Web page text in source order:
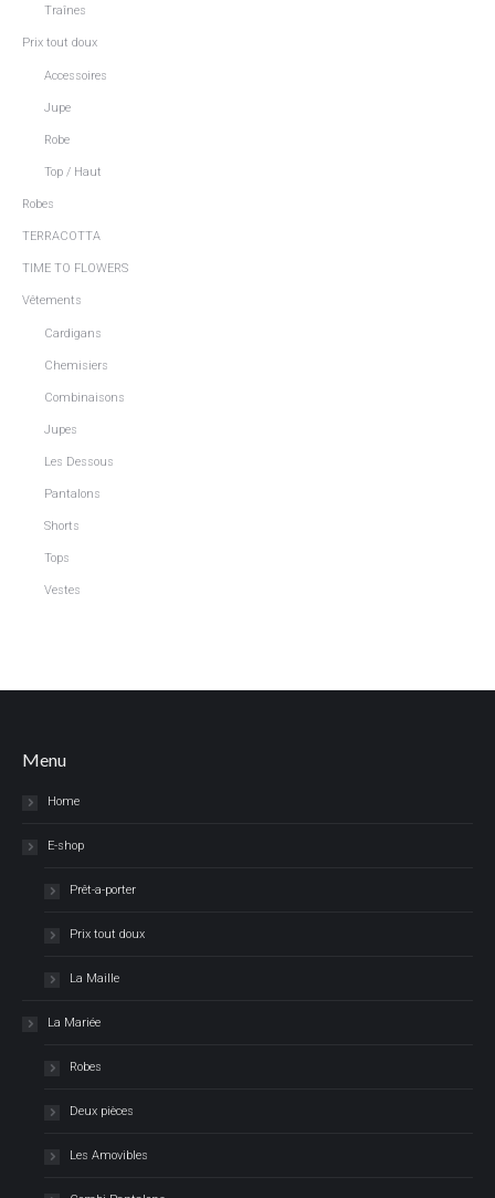
Traînes
Prix tout doux
Accessoires
Jupe
Robe
Top / Haut
Robes
TERRACOTTA
TIME TO FLOWERS
Vêtements
Cardigans
Chemisiers
Combinaisons
Jupes
Les Dessous
Pantalons
Shorts
Tops
Vestes
Menu
Home
E-shop
Prêt-a-porter
Prix tout doux
La Maille
La Mariée
Robes
Deux pièces
Les Amovibles